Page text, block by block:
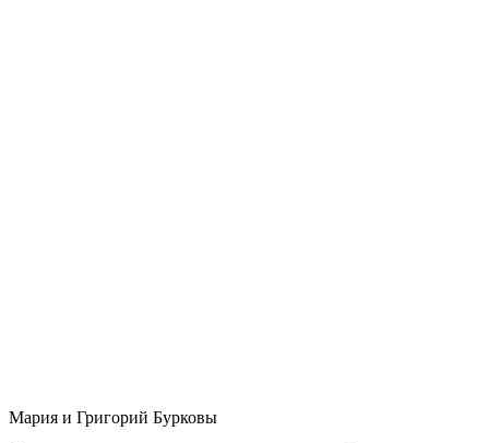
Мария и Григорий Бурковы